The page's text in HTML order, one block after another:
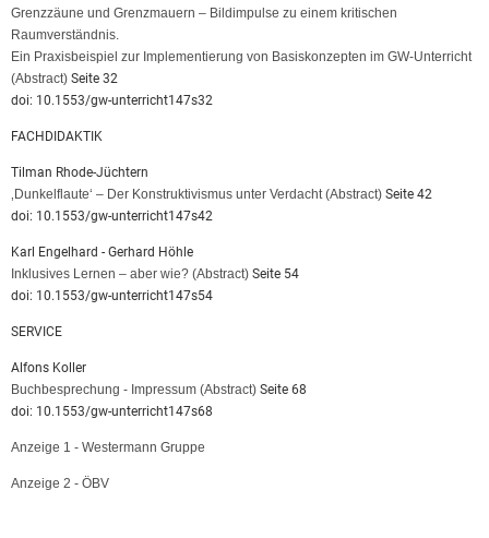
Grenzzäune und Grenzmauern – Bildimpulse zu einem kritischen
Raumverständnis.
Ein Praxisbeispiel zur Implementierung von Basiskonzepten im GW-Unterricht
(Abstract) Seite 32
doi: 10.1553/gw-unterricht147s32
FACHDIDAKTIK
Tilman Rhode-Jüchtern
‚Dunkelflaute‘ – Der Konstruktivismus unter Verdacht (Abstract) Seite 42
doi: 10.1553/gw-unterricht147s42
Karl Engelhard - Gerhard Höhle
Inklusives Lernen – aber wie? (Abstract) Seite 54
doi: 10.1553/gw-unterricht147s54
SERVICE
Alfons Koller
Buchbesprechung - Impressum (Abstract) Seite 68
doi: 10.1553/gw-unterricht147s68
Anzeige 1 - Westermann Gruppe
Anzeige 2 - ÖBV